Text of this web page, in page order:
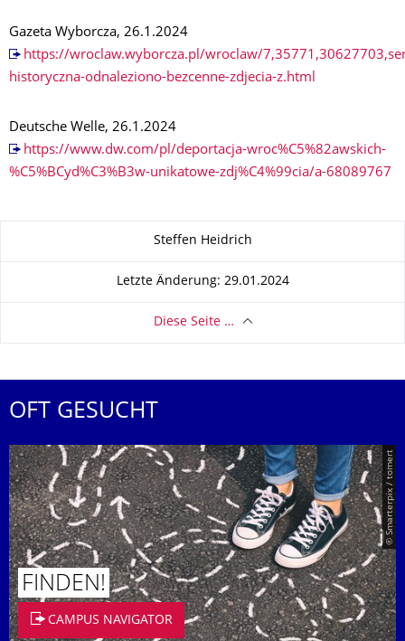
Gazeta Wyborcza, 26.1.2024
https://wroclaw.wyborcza.pl/wroclaw/
historyczna-odnaleziono-bezcenne-zdjecia-z.html
Deutsche Welle, 26.1.2024
https://www.dw.com/pl/deportacja-wroc%C5%82awskich-
%C5%BCyd%C3%B3w-unikatowe-zdj%C4%99cia/a-68089767
Steffen Heidrich
Letzte Änderung: 29.01.2024
Diese Seite …
OFT GESUCHT
© Smarterpix / tomert
FINDEN!
CAMPUS NAVIGATOR